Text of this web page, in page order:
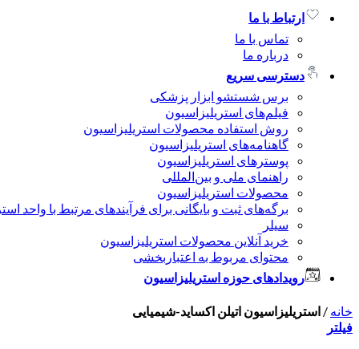
ارتباط با ما
تماس با ما
درباره ما
دسترسی سریع
برس شستشو ابزار پزشکی
فیلم‌های استریلیزاسیون
روش استفاده محصولات استریلیزاسیون
گاهنامه‌های استریلیزاسیون
پوسترهای استریلیزاسیون
راهنمای ملی و بین‌المللی
محصولات استریلیزاسیون
برگه‌های ثبت و بایگانی برای فرآیندهای مرتبط با واحد
سیلر
خرید آنلاین محصولات استریلیزاسیون
محتوای مربوط به اعتباربخشی
رویدادهای حوزه استریلیزاسیون
خانه / استریلیزاسیون اتیلن اکساید-شیمیایی
فیلتر